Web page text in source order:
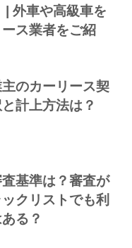
| 外車や高級車を
ス業者をご紹
のカーリース契
計上方法は？
基準は？審査が
クリストでも利
る？